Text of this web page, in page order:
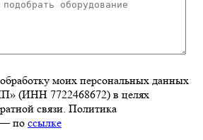
моих персональных данных
7722468672) в целях
связи. Политика
— по ссылке